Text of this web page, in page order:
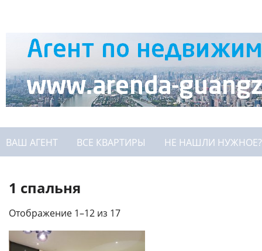
ВАШ АГЕНТ ВСЕ КВАРТИРЫ НЕ НАШЛИ НУЖНОЕ?
1 спальня
Отображение 1–12 из 17